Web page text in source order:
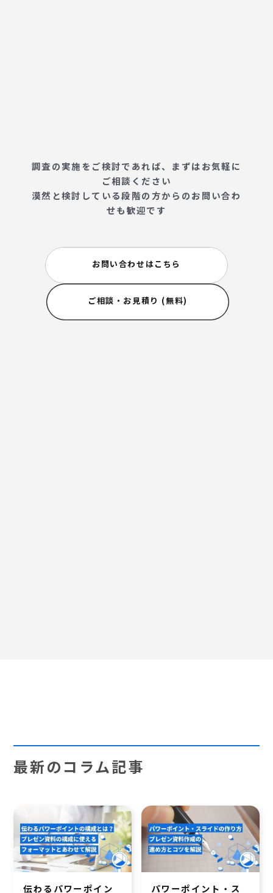
調査の実施をご検討であれば、まずはお気軽に
ご相談ください
漠然と検討している段階の方からのお問い合わ
せも歓迎です
お問い合わせはこちら
ご相談・お見積り (無料)
最新のコラム記事
伝わるパワーポイン
パワーポイント・ス